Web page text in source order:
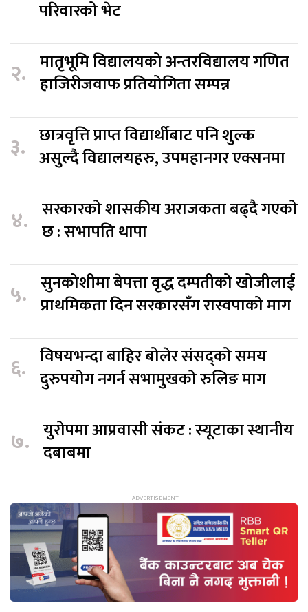
परिवारको भेट
२. मातृभूमि विद्यालयको अन्तरविद्यालय गणित
हाजिरीजवाफ प्रतियोगिता सम्पन्न
३. छात्रवृत्ति प्राप्त विद्यार्थीबाट पनि शुल्क
असुल्दै विद्यालयहरु, उपमहानगर एक्सनमा
४. सरकारको शासकीय अराजकता बढ्दै गएको
छ : सभापति थापा
५. सुनकोशीमा बेपत्ता वृद्ध दम्पतीको खोजीलाई
प्राथमिकता दिन सरकारसँग रास्वपाको माग
६. विषयभन्दा बाहिर बोलेर संसद्को समय
दुरुपयोग नगर्न सभामुखको रुलिङ माग
७. युरोपमा आप्रवासी संकट : स्यूटाका स्थानीय
दबाबमा